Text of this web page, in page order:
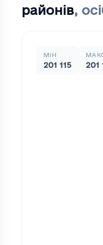
районів,
МІН
201 115 201